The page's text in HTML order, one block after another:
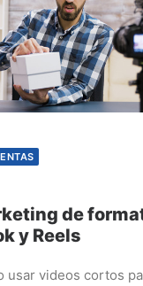
de
y Reels
usar videos cortos